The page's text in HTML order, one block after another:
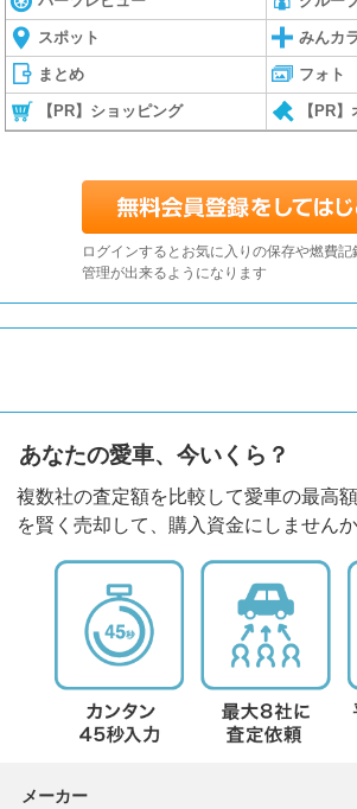
スポット みんカ
まとめ フォト
【PR】ショッピング 【PR
ログインするとお気に入りの保存や燃費記
管理が出来るようになります
あなたの愛車、今いくら？
複数社の査定額を比較して愛車の最高
を賢く売却して、購入資金にしません
メーカー